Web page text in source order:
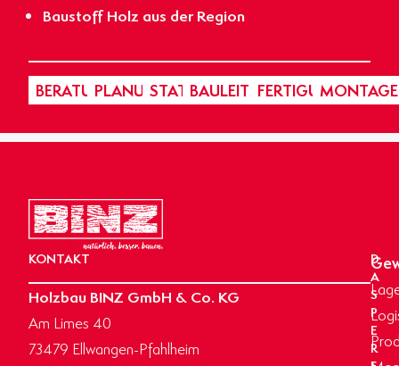
Baustoff Holz aus der Region
BERATUNGPLANUNGSTATIKBAULEITUNGFERTIGUNGMONTAGE
KONTAKT
Holzbau BINZ GmbH & Co. KG
Am Limes 40
73479 Ellwangen-Pfahlheim
D
A
S
P
E
R